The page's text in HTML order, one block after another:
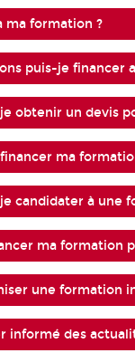
ma formation ?
puis-je financer
obtenir un devis
ma
candidater à une
ma formation
une formation
informé des